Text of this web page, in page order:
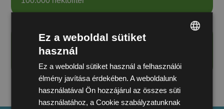
A rendszer megépítési ideje
ENGLISH
Ez a weboldal sütiket
használ
Ez a weboldal sütiket használ a felhasználói
élmény javítása érdekében. A weboldalunk
használatával Ön hozzájárul az összes süti
használatához, a Cookie szabályzatunknak